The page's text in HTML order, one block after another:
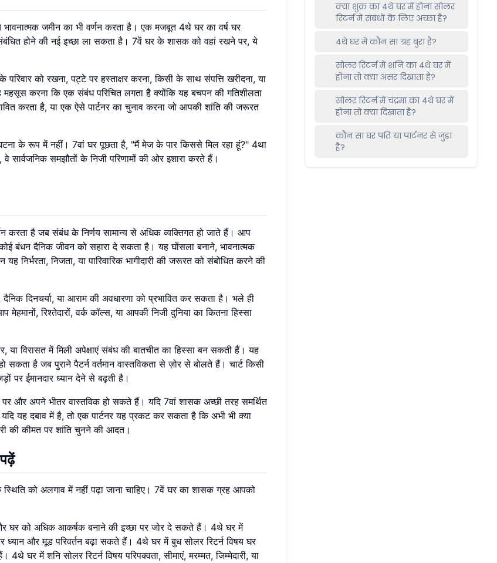
जमीन का भी वर्णन करता है। एक मजबूत 4थे घर का वर्ष घर
होने की नई इच्छा ला सकता है। 7वें घर के शासक को वहां रखने पर, ये
को रखना, पट्टे पर हस्ताक्षर करना, किसी के साथ संपत्ति खरीदना, या
महसूस करना कि एक संबंध परिचित लगता है क्योंकि यह बचपन की गतिशीलता
करता है, या एक ऐसे पार्टनर का चुनाव करना जो आपकी शांति की जरूरत
के रूप में नहीं। 7वां घर पूछता है, "मैं मेज के पार किससे मिल रहा हूं?" 4था
समझौतों के निजी परिणामों की ओर इशारा करते हैं।
करता है जब संबंध के निर्णय सामान्य से अधिक व्यक्तिगत हो जाते हैं। आप
दैनिक जीवन को सहारा दे सकता है। यह घोंसला बनाने, भावनात्मक
निजता, या पारिवारिक भागीदारी की जरूरत को संबोधित करने की
दिनचर्या, या आराम की अवधारणा को प्रभावित कर सकता है। भले ही
रिश्तेदारों, वर्क कॉल्स, या आपकी निजी दुनिया का कितना हिस्सा
या विरासत में मिली अपेक्षाएं संबंध की बातचीत का हिस्सा बन सकती हैं। यह
है जब पुराने पैटर्न वर्तमान वास्तविकता से ज़ोर से बोलते हैं। चार्ट किसी
पर ईमानदार ध्यान देने से बढ़ती है।
और अपने भीतर वास्तविक हो सकते हैं। यदि 7वां शासक अच्छी तरह समर्थित
यह दबाव में है, तो एक पार्टनर यह प्रकट कर सकता है कि अभी भी क्या
की कीमत पर शांति चुनने की आदत।
को अलगाव में नहीं पढ़ा जाना चाहिए। 7वें घर का शासक ग्रह आपको
घर को अधिक आकर्षक बनाने की इच्छा पर जोर दे सकते हैं। 4थे घर में
ध्यान और मूड परिवर्तन बढ़ा सकते हैं। 4थे घर में बुध सोलर रिटर्न विषय घर
घर में शनि सोलर रिटर्न विषय परिपक्वता, सीमाएं, मरम्मत, जिम्मेदारी, या
क्या शुक्र का 4थे घर में होना सोलर
रिटर्न में संबंधों के लिए अच्छा है?
4थे घर में कौन सा ग्रह बुरा है?
सोलर रिटर्न में शनि का 4थे घर में
होना तो क्या असर दिखाता है?
सोलर रिटर्न में चंद्रमा का 4थे घर में
होना तो क्या दिखाता है?
कौन सा घर पति या पार्टनर से जुड़ा
है?